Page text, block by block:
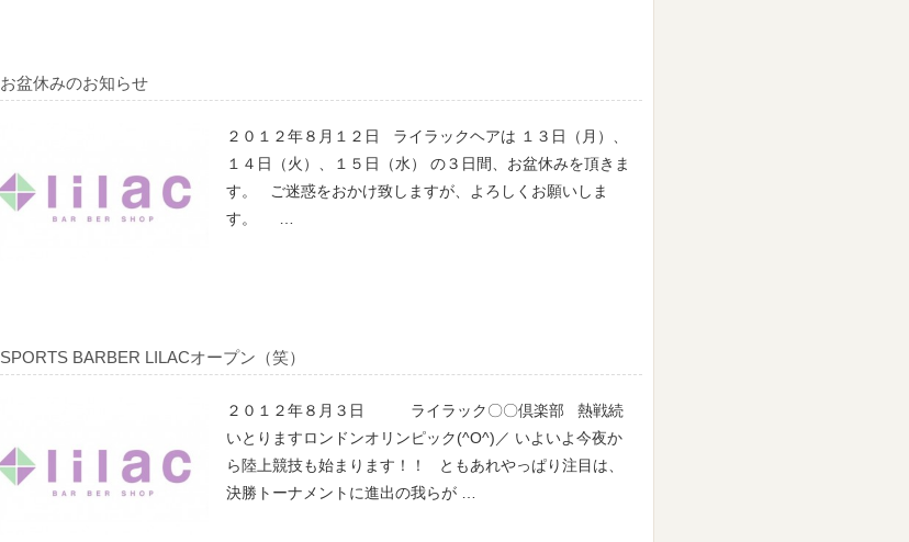
お盆休みのお知らせ
２０１２年８月１２日 ライラックヘアは １３日（月）、
１４日（火）、１５日（水） の３日間、お盆休みを頂きま
す。 ご迷惑をおかけ致しますが、よろしくお願いしま
す。 …
SPORTS BARBER LILACオープン（笑）
２０１２年８月３日 ライラック〇〇倶楽部 熱戦続
いとりますロンドンオリンピック(^O^)／ いよいよ今夜か
ら陸上競技も始まります！！ ともあれやっぱり注目は、
決勝トーナメントに進出の我らが …